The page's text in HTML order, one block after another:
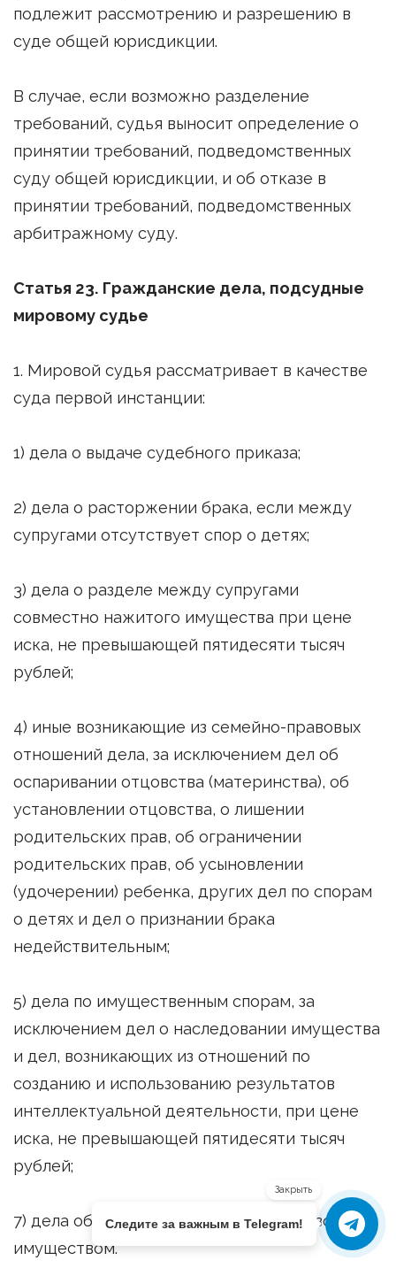
подлежит рассмотрению и разрешению в
суде общей юрисдикции.
В случае, если возможно разделение
требований, судья выносит определение о
принятии требований, подведомственных
суду общей юрисдикции, и об отказе в
принятии требований, подведомственных
арбитражному суду.
Статья 23. Гражданские дела, подсудные
мировому судье
1. Мировой судья рассматривает в качестве
суда первой инстанции:
1) дела о выдаче судебного приказа;
2) дела о расторжении брака, если между
супругами отсутствует спор о детях;
3) дела о разделе между супругами
совместно нажитого имущества при цене
иска, не превышающей пятидесяти тысяч
рублей;
4) иные возникающие из семейно-правовых
отношений дела, за исключением дел об
оспаривании отцовства (материнства), об
установлении отцовства, о лишении
родительских прав, об ограничении
родительских прав, об усыновлении
(удочерении) ребенка, других дел по спорам
о детях и дел о признании брака
недействительным;
5) дела по имущественным спорам, за
исключением дел о наследовании имущества
и дел, возникающих из отношений по
созданию и использованию результатов
интеллектуальной деятельности, при цене
иска, не превышающей пятидесяти тысяч
рублей;
7) дела об определении порядка пользования
имуществом.
Закрыть
Следите за важным в Telegram!